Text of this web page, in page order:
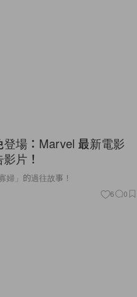
場：Marvel 最新電影
片！
婦」的過往故事！
6 0